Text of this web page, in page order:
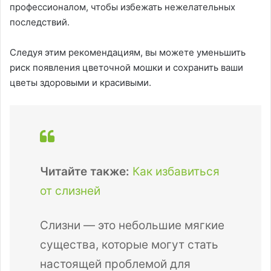
профессионалом, чтобы избежать нежелательных
последствий.
Следуя этим рекомендациям, вы можете уменьшить
риск появления цветочной мошки и сохранить ваши
цветы здоровыми и красивыми.
Читайте также: Как избавиться
от слизней
Слизни — это небольшие мягкие
существа, которые могут стать
настоящей проблемой для